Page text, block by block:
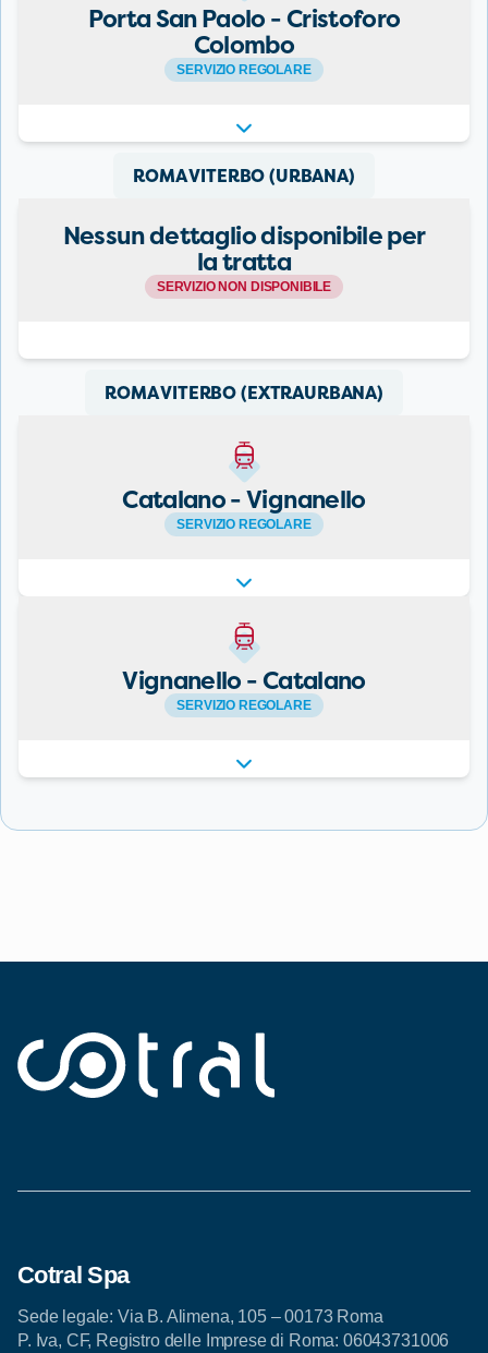
Porta San Paolo - Cristoforo
Colombo
SERVIZIO REGOLARE
ROMA VITERBO (URBANA)
Nessun dettaglio disponibile per
la tratta
SERVIZIO NON DISPONIBILE
ROMA VITERBO (EXTRAURBANA)
Catalano - Vignanello
SERVIZIO REGOLARE
Vignanello - Catalano
SERVIZIO REGOLARE
Cotral Spa
Sede legale: Via B. Alimena, 105 – 00173 Roma
P. Iva, CF, Registro delle Imprese di Roma: 06043731006